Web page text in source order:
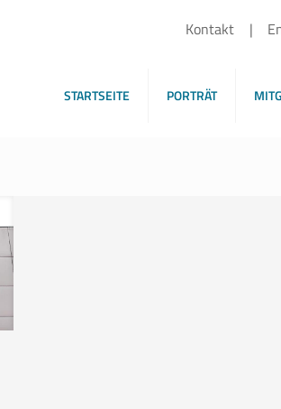
Kontakt
STARTSEITE PORTRÄT